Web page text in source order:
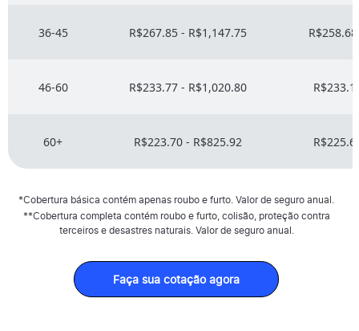
36-45 R$267.85 - R$1,147.75
46-60 R$233.77 - R$1,020.80
60+ R$223.70 - R$825.92
*Cobertura básica contém apenas roubo e furto. Valor de seguro anual.
**Cobertura completa contém roubo e furto, colisão, proteção contra
terceiros e desastres naturais. Valor de seguro anual.
Faça sua cotação agora